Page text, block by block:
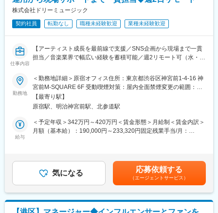
ンジできる環境です。早期にリーダーやマネジメントポジション
へステップアップした事例もあります。
所属タレントの総勢20名規模への拡大と、数十億円規模の事業成
します。
・アーティストの年間スケジュール / 予算の策定
・マーケティング、プロモーション戦略の立案・実行
・イベント・ライブの企画立案・実行
・外部アライアンス・B2Bタイアップの獲得
・社内クロスファンクションのハブ機能
グリーグループでは、誰もがアバターを持ち「なりたい自分で生
きていく」ことのできる世界の実現を目指し、REALITY株式会
・PC/モニター等周辺機器貸与有り
・GREE Family Support：ファミリー在宅、ファミリー休暇、ベ
ビーシッター補助、時短/時差出勤
・GREE Lifestyle Support：ドリンク補助、企業型確定拠出年金、
従業員持株会 (従業員持株会は正社員のみ対象)
株式会社ドリーミュージック
契約社員 転勤なし 職種未経験歓迎 業種未経験歓迎
仕事内容
【アーティスト成長を最前線で支援／SNS企画から現場まで一貫
担当／音楽業界で幅広い経験を蓄積可能／週2リモート可（水・
■同社について
音楽レーベル事業およびアーティストマネジメントを展開し、多
様なアーティストの活動支援を行う企業です。制作・宣伝・営業
機能を内包し、企画から発信まで一気通貫で実行できる体制を強
みとしています。
■業務内容：
日々のスケジュール管理からレコーディング・ライブ同行、メデ
ィア対応、SNSやプロモーション施策の企画立案から実行までア
ーティストの活動全般を支える方を募集しています。
勤務地
＜勤務地詳細＞原宿オフィス住所：東京都渋谷区神宮前1-4-16 神
宮前M-SQUARE 6F 受動喫煙対策：屋内全面禁煙変更の範囲：会
社の定める事業所（リモートワーク含む）
【最寄り駅】
原宿駅、明治神宮前駅、北参道駅
給与
＜予定年収＞342万円～420万円＜賃金形態＞月給制＜賃金内訳＞
月額（基本給）：190,000円～233,320円固定残業手当/月：
ご経験や能力を考慮のうえ、年収を決定します。※定期昇給年1回
※賞与なし賃金はあくまでも目安の金額であり、選考を通じて上下
する可能性があります。月給(月額)は固定手当を含めた表記です。
気になる 応募依頼する
（エージェントサービス）